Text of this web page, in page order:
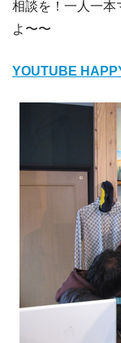
相談を！一人一本
よ〜〜
YOUTUBE